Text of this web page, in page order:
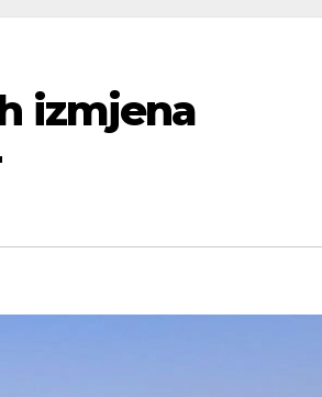
izmjena